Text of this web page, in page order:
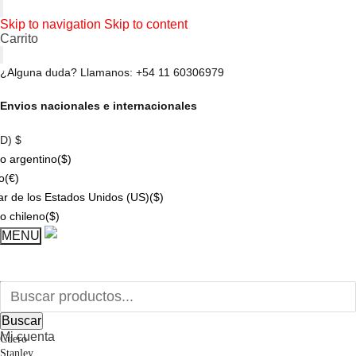
Skip to navigation Skip to content
Carrito
¿Alguna duda? Llamanos: +54 11 60306979
Envios nacionales e internacionales
$
argentino($)
(€)
de los Estados Unidos (US)($)
chileno($)
MENU
Buscar
Mi cuenta
Buscar por:
Buscar
Inicio
Mates
Premium
Cuero
Stanley